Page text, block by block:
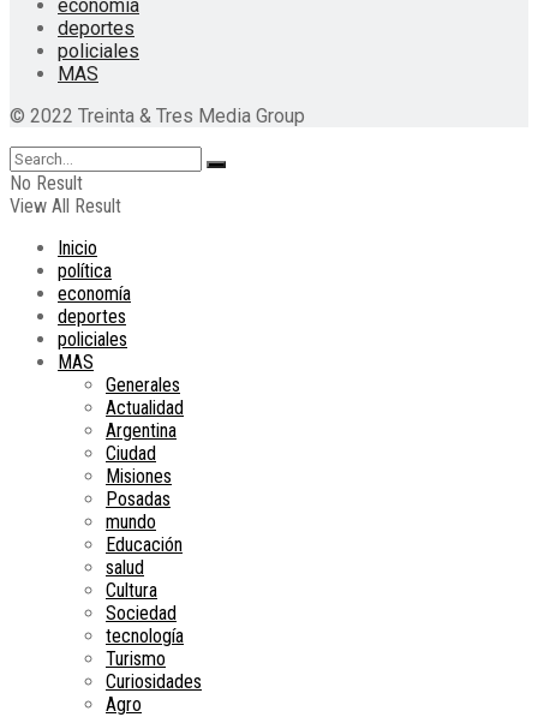
economía
deportes
policiales
MAS
© 2022 Treinta & Tres Media Group
No Result
View All Result
Inicio
política
economía
deportes
policiales
MAS
Generales
Actualidad
Argentina
Ciudad
Misiones
Posadas
mundo
Educación
salud
Cultura
Sociedad
tecnología
Turismo
Curiosidades
Agro